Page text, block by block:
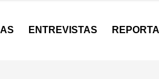
ENTREVISTAS